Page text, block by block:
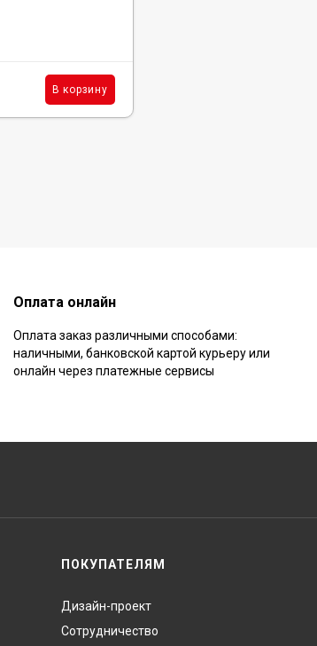
В корзину
Оплата онлайн
Оплата заказ различными способами:
наличными, банковской картой курьеру или
онлайн через платежные сервисы
ПОКУПАТЕЛЯМ
Дизайн-проект
Сотрудничество